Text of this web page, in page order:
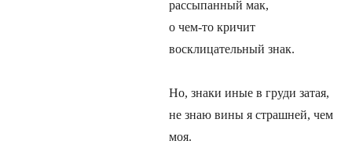
рассыпанный мак,
о чем-то кричит
восклицательный знак.
Но, знаки иные в груди затая,
не знаю вины я страшней, чем
моя.